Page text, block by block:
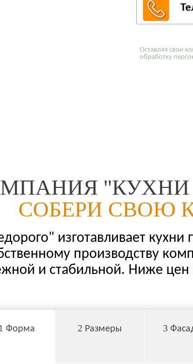
Оставляя свои
обработку
"КУХНИ
СОБЕРИ СВОЮ
изготавливает
производству
и стабильной. Ниже цен
1 Форма 2 Размеры 3